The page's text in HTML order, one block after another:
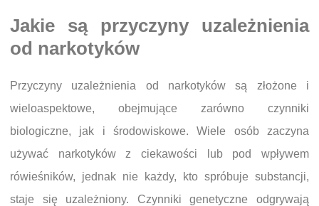
Jakie są przyczyny uzależnienia
od narkotyków
Przyczyny uzależnienia od narkotyków są złożone i
wieloaspektowe, obejmujące zarówno czynniki
biologiczne, jak i środowiskowe. Wiele osób zaczyna
używać narkotyków z ciekawości lub pod wpływem
rówieśników, jednak nie każdy, kto spróbuje substancji,
staje się uzależniony. Czynniki genetyczne odgrywają